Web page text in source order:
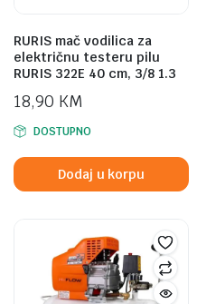
RURIS mač vodilica za
električnu testeru pilu
RURIS 322E 40 cm, 3/8 1.3
18,90 KM
DOSTUPNO
Dodaj u korpu